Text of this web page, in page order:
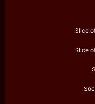
Slice
Slice